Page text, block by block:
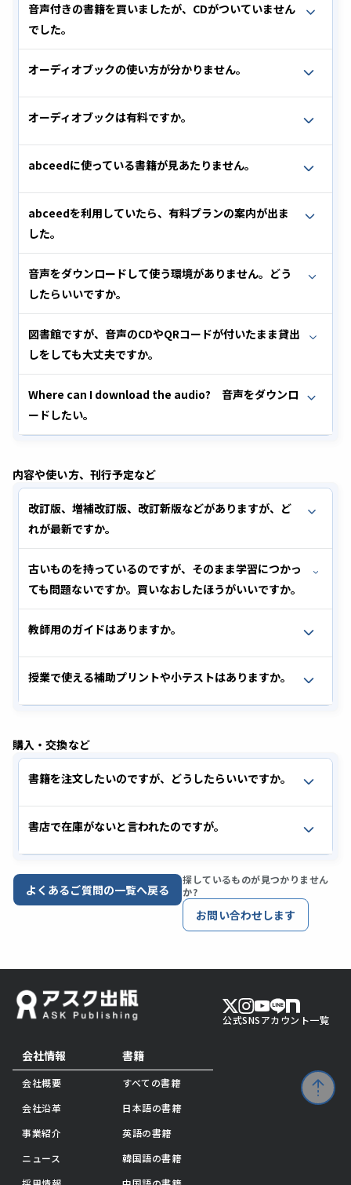
音声付きの書籍を買いましたが、CDがついていません
でした。
オーディオブックの使い方が分かりません。
オーディオブックは有料ですか。
abceedに使っている書籍が見あたりません。
abceedを利用していたら、有料プランの案内が出ま
した。
音声をダウンロードして使う環境がありません。どう
したらいいですか。
図書館ですが、音声のCDやQRコードが付いたまま貸出
しをしても大丈夫ですか。
Where can I download the audio? 音声をダウンロ
ードしたい。
内容や使い方、刊行予定など
改訂版、増補改訂版、改訂新版などがありますが、ど
れが最新ですか。
古いものを持っているのですが、そのまま学習につかっ
ても問題ないですか。買いなおしたほうがいいですか。
教師用のガイドはありますか。
授業で使える補助プリントや小テストはありますか。
購入・交換など
書籍を注文したいのですが、どうしたらいいですか。
書店で在庫がないと言われたのですが。
よくあるご質問の一覧へ戻る
探しているものが見つかりません
か?
お問い合わせします
会社情報
会社概要
会社沿革
事業紹介
ニュース
書籍
すべての書籍
日本語の書籍
英語の書籍
韓国語の書籍
公式SNSアカウント一覧